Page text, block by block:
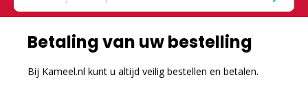
Betaling van uw bestelling
Bij Kameel.nl kunt u altijd veilig bestellen en betalen.